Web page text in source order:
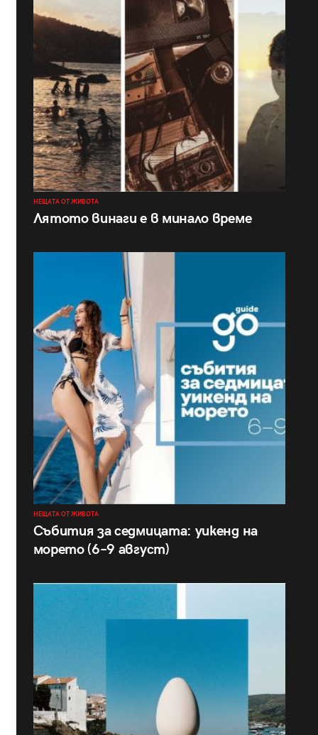
НЕЩАТА ОТ ЖИВОТА
Лятото винаги е в минало време
НЕЩАТА ОТ ЖИВОТА
Събития за седмицата: уикенд на
морето (6–9 август)